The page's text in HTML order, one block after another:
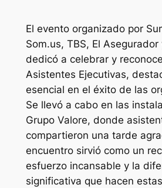
El evento organizado por
Som.us, TBS, El Asegurador
dedicó a celebrar y
Asistentes Ejecutivas,
esencial en el éxito de las
Se llevó a cabo en las
Grupo Valore, donde
compartieron una tarde
encuentro sirvió como un
esfuerzo incansable y la
significativa que hacen